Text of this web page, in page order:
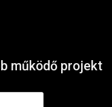
működő projekt